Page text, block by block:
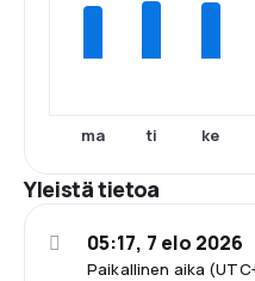
ma ti ke
Yleistä tietoa
Paikallinen aika
05:17, 7 elo 2026